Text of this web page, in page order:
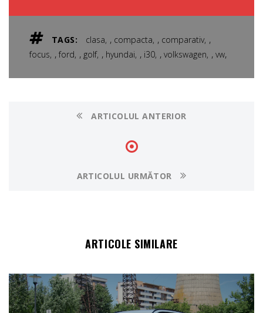
TAGS: clasa , compacta , comparativ ,
focus , ford , golf , hyundai , i30 , volkswagen , vw,
ARTICOLUL ANTERIOR
ARTICOLUL URMĂTOR
ARTICOLE SIMILARE